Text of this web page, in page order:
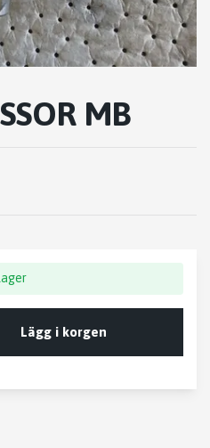
MB
lager
Lägg i korgen